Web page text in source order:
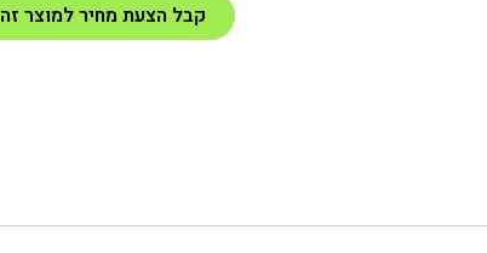
קבל הצעת מחיר למוצר זה